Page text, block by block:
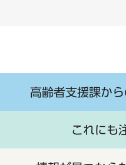
高齢者支援課か
これにも